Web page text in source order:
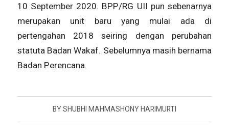
10 September 2020. BPP/RG UII pun sebenarnya
merupakan unit baru yang mulai ada di
pertengahan 2018 seiring dengan perubahan
statuta Badan Wakaf. Sebelumnya masih bernama
Badan Perencana.
BYSHUBHI MAHMASHONY HARIMURTI